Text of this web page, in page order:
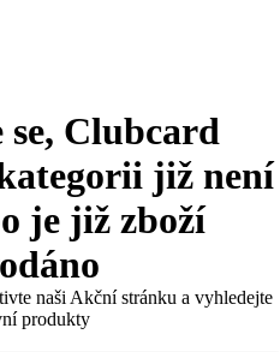
Clubcard
již není
je již zboží
naši Akční stránku a vyhledejte
produkty